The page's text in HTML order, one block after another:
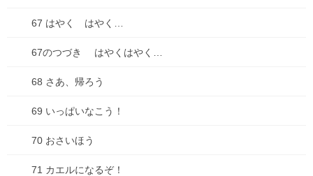
67 はやく はやく…
67のつづき はやくはやく…
68 さあ、帰ろう
69 いっぱいなこう！
70 おさいほう
71 カエルになるぞ！